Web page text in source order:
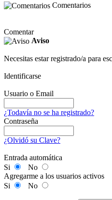
Comentarios
Comentar
Aviso
Necesitas estar registrado/a para
Identificarse
Usuario o Email
¿Todavía no se ha registrado?
Contraseña
¿Olvidó su Clave?
Entrada automática
Si
No
Agregarme a los usuarios activos
Si
No